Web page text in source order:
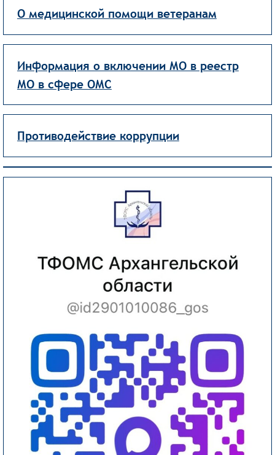
О медицинской помощи ветеранам
Информация о включении МО в реестр
МО в сфере ОМС
Противодействие коррупции